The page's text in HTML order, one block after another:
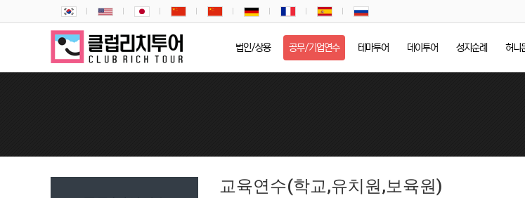
법인/상용 공무/기업연수 테마투어 데이투어 성지순례 허니
교육연수(학교,유치원,보육원)